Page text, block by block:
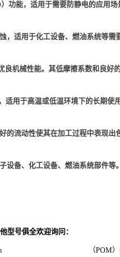
功能，适用于需要防静电的应用
，适用于化工设备、燃油系统等需
机械性能。其低摩擦系数和良好
用于高温或低温环境下的长期使用
的流动性使其在加工过程中表现出
设备、化工设备、燃油系统部件等。
型号俱全欢迎询问 ：
（POM